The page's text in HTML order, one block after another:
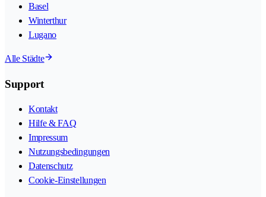
Basel
Winterthur
Lugano
Alle Städte
Support
Kontakt
Hilfe & FAQ
Impressum
Nutzungsbedingungen
Datenschutz
Cookie-Einstellungen